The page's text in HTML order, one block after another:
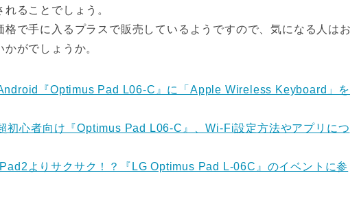
ることでしょう。
格で手に入るプラスで販売しているようですので、気になる人はお
がでしょうか。
『Optimus Pad L06-C』に「Apple Wireless Keyboard」を
初心者向け『Optimus Pad L06-C』、Wi-Fi設定方法やアプリにつ
よりサクサク！？『LG Optimus Pad L-06C』のイベントに参